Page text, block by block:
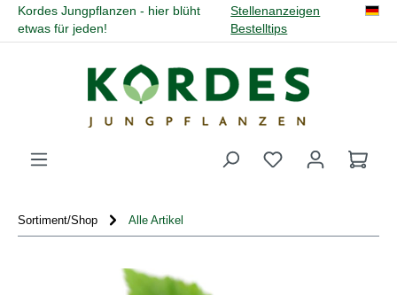
springen
Kordes Jungpflanzen - hier blüht
etwas für jeden!
Stellenanzeigen
Bestelltips
Du hast 0
Sortiment/Shop Alle Artikel
Bildergalerie überspringen